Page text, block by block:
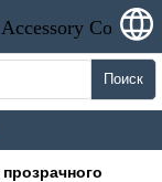
Поиск